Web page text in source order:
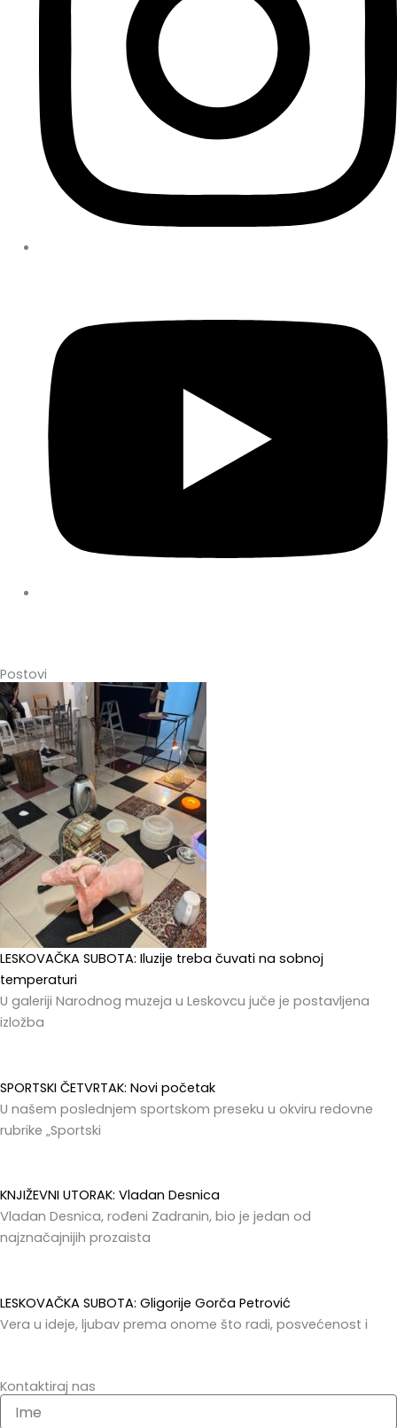
Postovi
LESKOVAČKA SUBOTA: Iluzije treba čuvati na sobnoj
temperaturi
U galeriji Narodnog muzeja u Leskovcu juče je postavljena
izložba
SPORTSKI ČETVRTAK: Novi početak
U našem poslednjem sportskom preseku u okviru redovne
rubrike „Sportski
KNJIŽEVNI UTORAK: Vladan Desnica
Vladan Desnica, rođeni Zadranin, bio je jedan od
najznačajnijih prozaista
LESKOVAČKA SUBOTA: Gligorije Gorča Petrović
Vera u ideje, ljubav prema onome što radi, posvećenost i
Kontaktiraj nas
Ime